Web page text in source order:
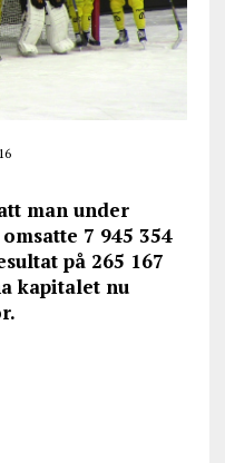
man under
7 945 354
på 265 167
kapitalet nu